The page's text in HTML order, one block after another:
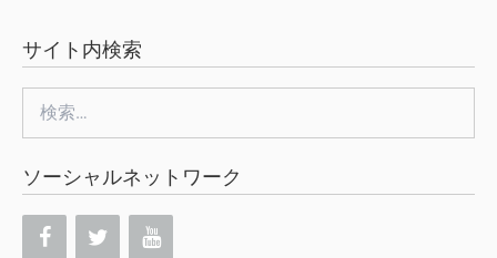
サイト内検索
索:
ソーシャルネットワーク